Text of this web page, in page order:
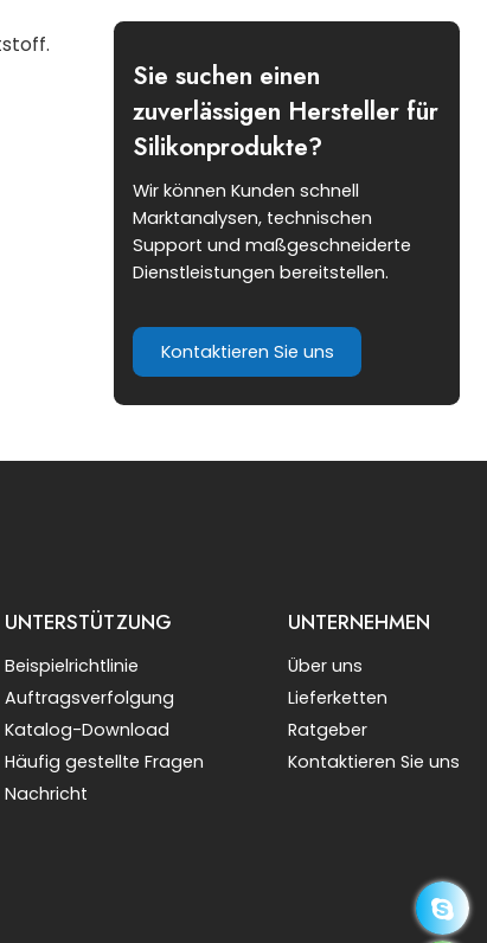
Sie suchen einen
zuverlässigen Hersteller für
Silikonprodukte?
Wir können Kunden schnell
Marktanalysen, technischen
Support und maßgeschneiderte
Dienstleistungen bereitstellen.
Kontaktieren Sie uns
UNTERSTÜTZUNG
Beispielrichtlinie
Auftragsverfolgung
Katalog-Download
Häufig gestellte Fragen
Nachricht
UNTERNEHMEN
Über uns
Lieferketten
Ratgeber
Kontaktieren Sie uns